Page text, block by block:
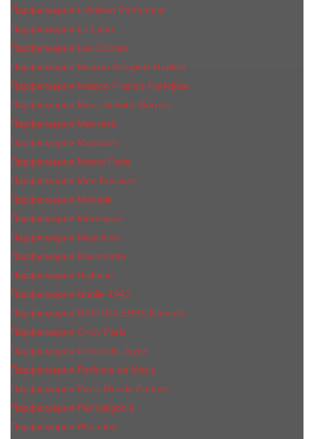
Парфюмерия L'Artisan Parfumeur
Парфюмерия Le Labo
Парфюмерия Les Contes
Парфюмерия Maison Margiela Replica
Парфюмерия Maison Francis Kurkdjian
Парфюмерия Marc-Antoine Barrois
Парфюмерия Mancera
Парфюмерия Maybach
Парфюмерия Memo Paris
Парфюмерия Meo Fusciuni
Парфюмерия Montale
Парфюмерия Moresque
Парфюмерия Moschino
Парфюмерия Nasomatto
Парфюмерия Nishane
Парфюмерия Nobile 1942
Парфюмерия NROTICuERSE Narcotic
Парфюмерия Orlov Paris
Парфюмерия Ormonde Jayne
Парфюмерия Parfums de Marly
Парфюмерия Parle Moi de Parfum
Парфюмерия Penhaligon's
Парфюмерия Phaedon